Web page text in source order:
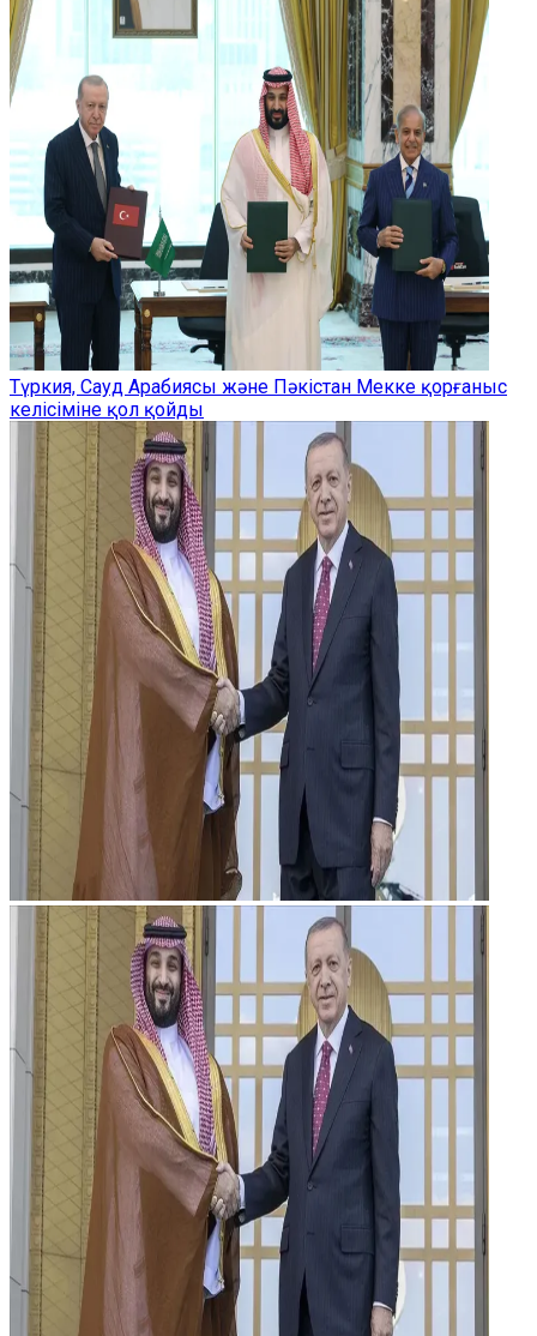
Түркия, Сауд Арабиясы және Пәкістан Мекке қорғаныс
келісіміне қол қойды